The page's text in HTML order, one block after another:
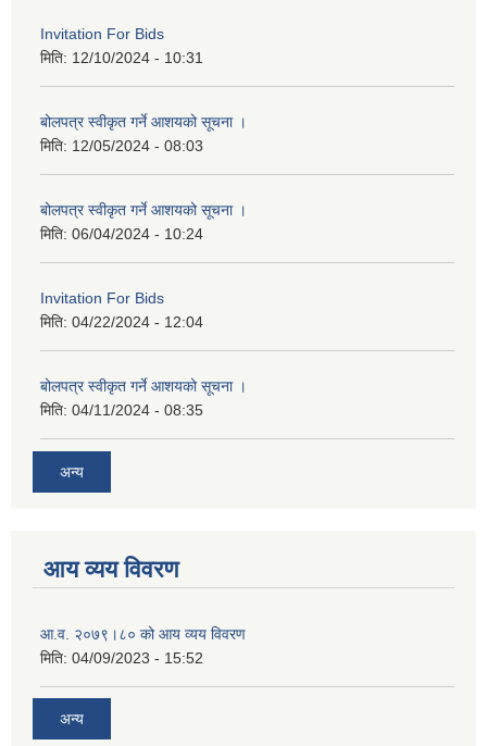
Invitation For Bids
मिति: 12/10/2024 - 10:31
बोलपत्र स्वीकृत गर्ने आशयको सूचना ।
मिति: 12/05/2024 - 08:03
बोलपत्र स्वीकृत गर्ने आशयको सूचना ।
मिति: 06/04/2024 - 10:24
Invitation For Bids
मिति: 04/22/2024 - 12:04
बोलपत्र स्वीकृत गर्ने आशयको सूचना ।
मिति: 04/11/2024 - 08:35
अन्य
आय व्यय विवरण
आ.व. २०७९।८० को आय व्यय विवरण
मिति: 04/09/2023 - 15:52
अन्य